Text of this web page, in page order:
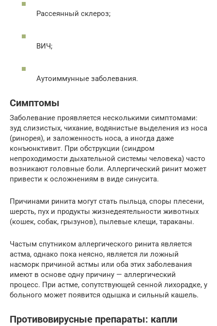
Рассеянный склероз;
ВИЧ;
Аутоиммунные заболевания.
Симптомы
Заболевание проявляется несколькими симптомами:
зуд слизистых, чихание, водянистые выделения из носа
(ринорея), и заложенность носа, а иногда даже
конъюнктивит. При обструкции (синдром
непроходимости дыхательной системы человека) часто
возникают головные боли. Аллергический ринит может
привести к осложнениям в виде синусита.
Причинами ринита могут стать пыльца, споры плесени,
шерсть, пух и продукты жизнедеятельности животных
(кошек, собак, грызунов), пылевые клещи, тараканы.
Частым спутником аллергического ринита является
астма, однако пока неясно, является ли ложный
насморк причиной астмы или оба этих заболевания
имеют в основе одну причину — аллергический
процесс. При астме, сопутствующей сенной лихорадке, у
больного может появится одышка и сильный кашель.
Противовирусные препараты: капли